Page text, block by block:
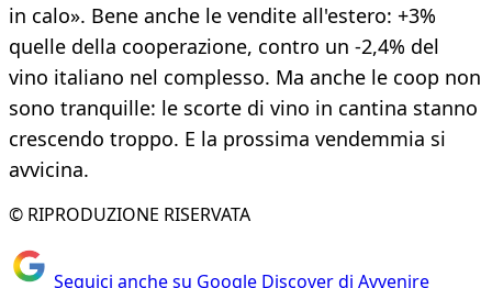
in calo». Bene anche le vendite all'estero: +3%
quelle della cooperazione, contro un -2,4% del
vino italiano nel complesso. Ma anche le coop non
sono tranquille: le scorte di vino in cantina stanno
crescendo troppo. E la prossima vendemmia si
avvicina.
© RIPRODUZIONE RISERVATA
Seguici anche su Google Discover di Avvenire